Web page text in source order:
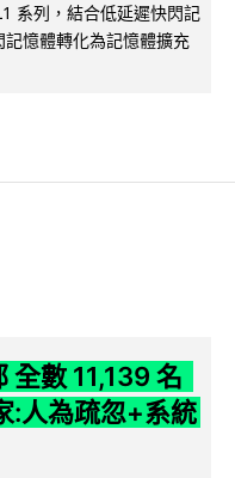
系列，結合低延遲快閃記
記憶體轉化為記憶體擴充
全數 11,139 名
:人為疏忽+系統